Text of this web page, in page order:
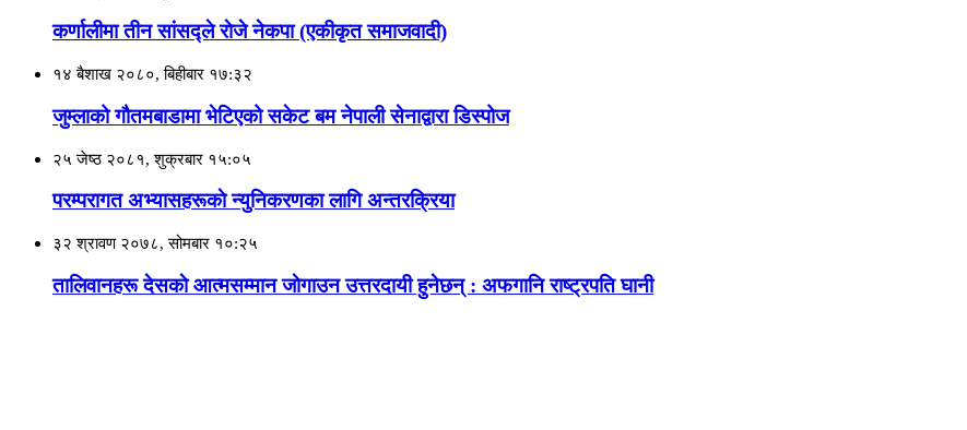
कर्णालीमा तीन सांसद्ले राेजे नेकपा (एकीकृत समाजवादी)
१४ बैशाख २०८०, बिहीबार १७:३२
जुम्लाको गौतमबाडामा भेटिएको सकेट बम नेपाली सेनाद्वारा डिस्पोज
२५ जेष्ठ २०८१, शुक्रबार १५:०५
परम्परागत अभ्यासहरूकाे न्युनिकरणका लागि अन्तरक्रिया
३२ श्रावण २०७८, सोमबार १०:२५
तालिवानहरू देसकाे आत्मसम्मान जाेगाउन उत्तरदायी हुनेछन् : अफगानि राष्ट्रपति घानी